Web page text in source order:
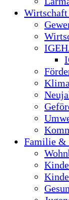
Familie &